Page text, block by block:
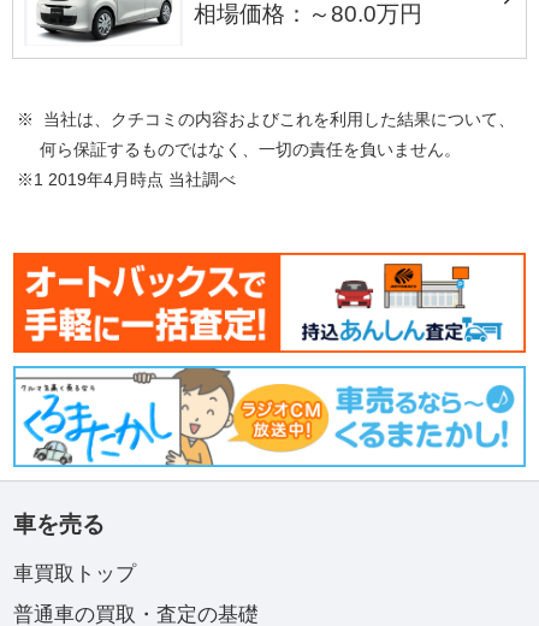
相場価格：～80.0万円
※ 当社は、クチコミの内容およびこれを利用した結果について、
何ら保証するものではなく、一切の責任を負いません。
※1 2019年4月時点 当社調べ
車を売る
車買取トップ
普通車の買取・査定の基礎